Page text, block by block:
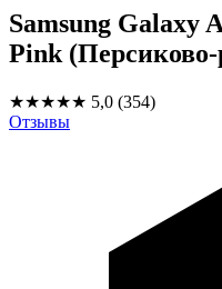
Samsung Galaxy
Pink
★★★★★ 5,0 (354)
Отзывы